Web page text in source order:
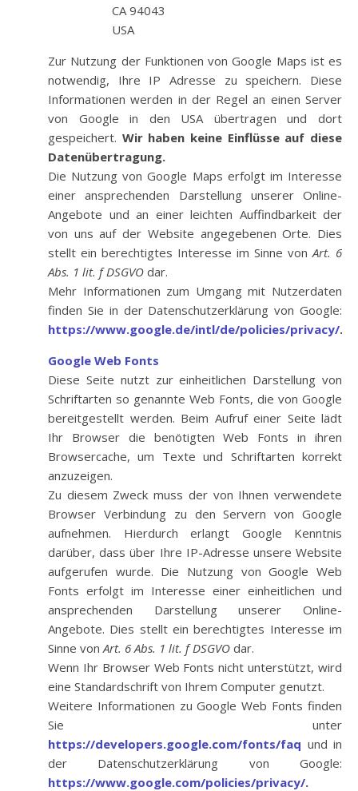
CA 94043
USA
Zur Nutzung der Funktionen von Google Maps ist es
notwendig, Ihre IP Adresse zu speichern. Diese
Informationen werden in der Regel an einen Server
von Google in den USA übertragen und dort
gespeichert. Wir haben keine Einflüsse auf diese
Datenübertragung.
Die Nutzung von Google Maps erfolgt im Interesse
einer ansprechenden Darstellung unserer Online-
Angebote und an einer leichten Auffindbarkeit der
von uns auf der Website angegebenen Orte. Dies
stellt ein berechtigtes Interesse im Sinne vonArt. 6
Abs. 1 lit. f DSGVO dar.
Mehr Informationen zum Umgang mit Nutzerdaten
finden Sie in der Datenschutzerklärung von Google:
https://www.google.de/intl/de/policies/privacy/.
Google Web Fonts
Diese Seite nutzt zur einheitlichen Darstellung von
Schriftarten so genannte Web Fonts, die von Google
bereitgestellt werden. Beim Aufruf einer Seite lädt
Ihr Browser die benötigten Web Fonts in ihren
Browsercache, um Texte und Schriftarten korrekt
anzuzeigen.
Zu diesem Zweck muss der von Ihnen verwendete
Browser Verbindung zu den Servern von Google
aufnehmen. Hierdurch erlangt Google Kenntnis
darüber, dass über Ihre IP-Adresse unsere Website
aufgerufen wurde. Die Nutzung von Google Web
Fonts erfolgt im Interesse einer einheitlichen und
ansprechenden Darstellung unserer Online-
Angebote. Dies stellt ein berechtigtes Interesse im
Sinne vonArt. 6 Abs. 1 lit. f DSGVO dar.
Wenn Ihr Browser Web Fonts nicht unterstützt, wird
eine Standardschrift von Ihrem Computer genutzt.
Weitere Informationen zu Google Web Fonts finden
Sie unter
https://developers.google.com/fonts/faq und in
der Datenschutzerklärung von Google:
https://www.google.com/policies/privacy/.